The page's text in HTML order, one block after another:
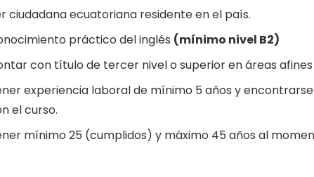
ciudadana ecuatoriana residente en el país.
práctico del inglés (mínimo nivel B2)
con título de tercer nivel o superior en áreas
experiencia laboral de mínimo 5 años y
el curso.
mínimo 25 (cumplidos) y máximo 45 años al